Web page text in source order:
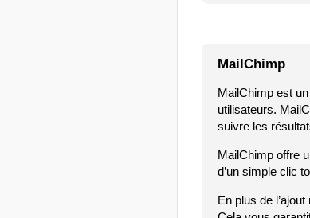
MailChimp
MailChimp est
utilisateurs.
suivre les
MailChimp offre
d’un simple clic
En plus de